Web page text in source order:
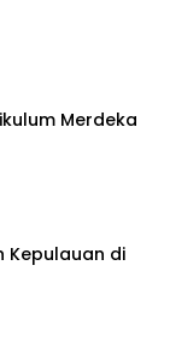
Merdeka
Kepulauan di